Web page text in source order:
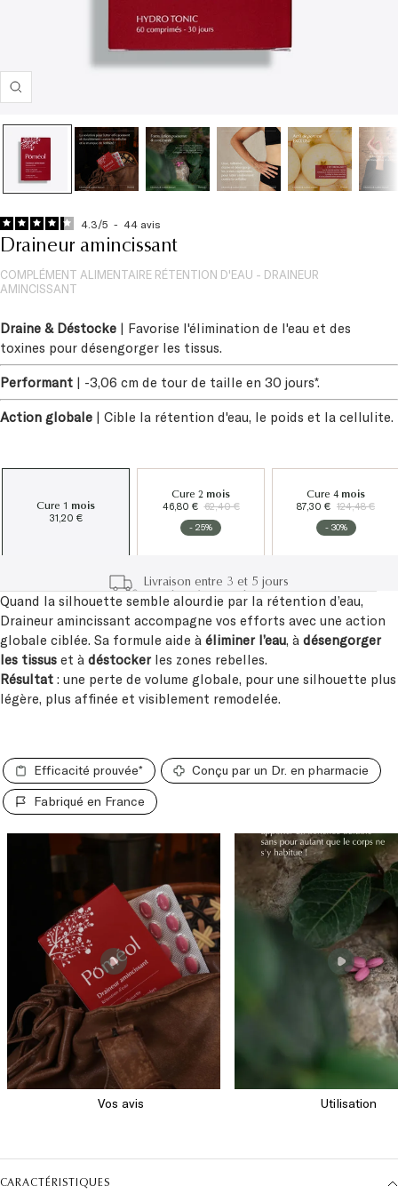
Zoom
4.3/5 - 44 avis
Draineur amincissant
COMPLÉMENT ALIMENTAIRE RÉTENTION D'EAU - DRAINEUR
AMINCISSANT
Draine & Déstocke | Favorise l'élimination de l'eau et des
toxines pour désengorger les tissus.
Performant | -3,06 cm de tour de taille en 30 jours*.
Action globale | Cible la rétention d'eau, le poids et la cellulite.
Cure 1 mois
31,20 €
- 25%
Cure 2 mois
46,80 € 62,40 €
- 30%
Cure 4 mois
87,30 € 124,48 €
Quand la silhouette semble alourdie par la rétention d’eau,
Draineur amincissant accompagne vos efforts avec une action
globale ciblée. Sa formule aide à éliminer l’eau, à désengorger
les tissus et à déstockerles zones rebelles.
Résultat : une perte de volume globale, pour une silhouette plus
légère, plus affinée et visiblement remodelée.
Efficacité prouvée*
Conçu par un Dr. en pharmacie
Fabriqué en France
CARACTÉRISTIQUES